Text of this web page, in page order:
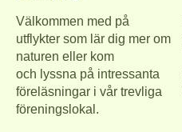
Välkommen med på
utflykter som lär dig mer om
naturen eller kom
och lyssna på intressanta
föreläsningar i vår trevliga
föreningslokal.